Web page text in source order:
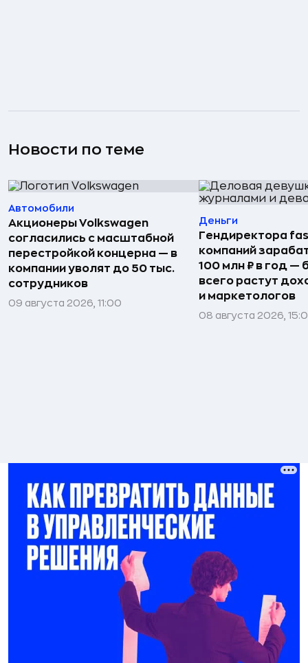
Новости по теме
Автомобили
Акционеры Volkswagen
согласились с масштабной
перестройкой концерна — в
компании уволят до 50 тыс.
сотрудников
09 августа 2026, 11:00
Деньги
Гендиректора
компаний
100 млн ₽ в год —
всего растут
и маркетологов
08 августа 2026,